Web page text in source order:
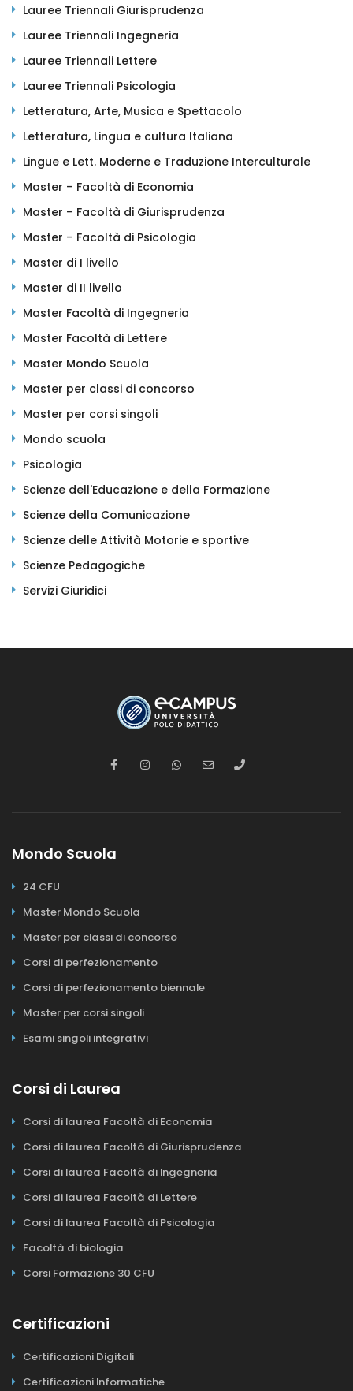
Lauree Triennali Giurisprudenza
Lauree Triennali Ingegneria
Lauree Triennali Lettere
Lauree Triennali Psicologia
Letteratura, Arte, Musica e Spettacolo
Letteratura, Lingua e cultura Italiana
Lingue e Lett. Moderne e Traduzione Interculturale
Master – Facoltà di Economia
Master – Facoltà di Giurisprudenza
Master – Facoltà di Psicologia
Master di I livello
Master di II livello
Master Facoltà di Ingegneria
Master Facoltà di Lettere
Master Mondo Scuola
Master per classi di concorso
Master per corsi singoli
Mondo scuola
Psicologia
Scienze dell'Educazione e della Formazione
Scienze della Comunicazione
Scienze delle Attività Motorie e sportive
Scienze Pedagogiche
Servizi Giuridici
Mondo Scuola
24 CFU
Master Mondo Scuola
Master per classi di concorso
Corsi di perfezionamento
Corsi di perfezionamento biennale
Master per corsi singoli
Esami singoli integrativi
Corsi di Laurea
Corsi di laurea Facoltà di Economia
Corsi di laurea Facoltà di Giurisprudenza
Corsi di laurea Facoltà di Ingegneria
Corsi di laurea Facoltà di Lettere
Corsi di laurea Facoltà di Psicologia
Facoltà di biologia
Corsi Formazione 30 CFU
Certificazioni
Certificazioni Digitali
Certificazioni Informatiche